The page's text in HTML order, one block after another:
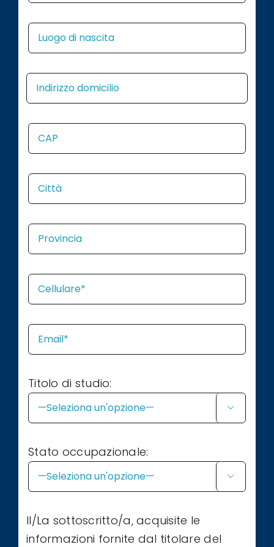
Titolo di studio:

Stato occupazionale:

Il/La sottoscritto/a, acquisite le
informazioni fornite dal titolare del